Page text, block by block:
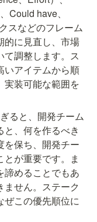
Could have、
スなどのフレーム
的に見直し、市場
調整します。ス
いアイテムから順
実装可能な範囲を
ると、開発チーム
、何を作るべき
を保ち、開発チー
が重要です。ま
諦めることでもあ
ません。ステーク
ぜこの優先順位に